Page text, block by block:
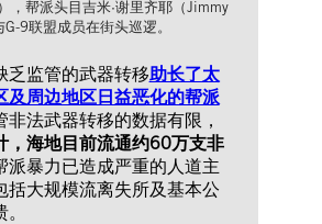
，帮派头目吉米·谢里齐耶（Jimmy
9联盟成员在街头巡逻。
乏监管的武器转移助长了太
及周边地区日益恶化的帮派
非法武器转移的数据有限，
，海地目前流通约60万支非
派暴力已造成严重的人道主
括大规模流离失所及基本公